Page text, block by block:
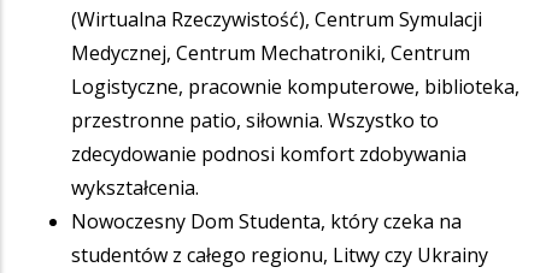
(Wirtualna Rzeczywistość), Centrum Symulacji
Medycznej, Centrum Mechatroniki, Centrum
Logistyczne, pracownie komputerowe, biblioteka,
przestronne patio, siłownia. Wszystko to
zdecydowanie podnosi komfort zdobywania
wykształcenia.
Nowoczesny Dom Studenta, który czeka na
studentów z całego regionu, Litwy czy Ukrainy